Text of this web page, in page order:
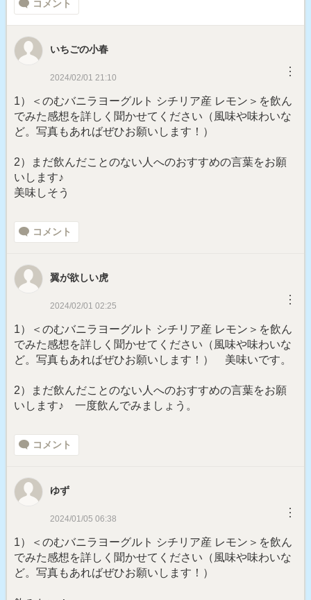
コメント
いちごの小春
2024/02/01 21:10 ︙
1）＜のむバニラヨーグルト シチリア産 レモン＞を飲ん
でみた感想を詳しく聞かせてください（風味や味わいな
ど。写真もあればぜひお願いします！）
2）まだ飲んだことのない人へのおすすめの言葉をお願
いします♪
美味しそう
コメント
翼が欲しい虎
2024/02/01 02:25 ︙
1）＜のむバニラヨーグルト シチリア産 レモン＞を飲ん
でみた感想を詳しく聞かせてください（風味や味わいな
ど。写真もあればぜひお願いします！） 美味いです。
2）まだ飲んだことのない人へのおすすめの言葉をお願
いします♪ 一度飲んでみましょう。
コメント
ゆず
2024/01/05 06:38 ︙
1）＜のむバニラヨーグルト シチリア産 レモン＞を飲ん
でみた感想を詳しく聞かせてください（風味や味わいな
ど。写真もあればぜひお願いします！）